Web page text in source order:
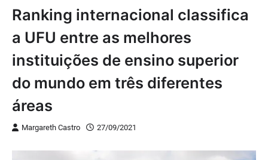
Ranking internacional classifica
a UFU entre as melhores
instituições de ensino superior
do mundo em três diferentes
áreas
Margareth Castro 27/09/2021